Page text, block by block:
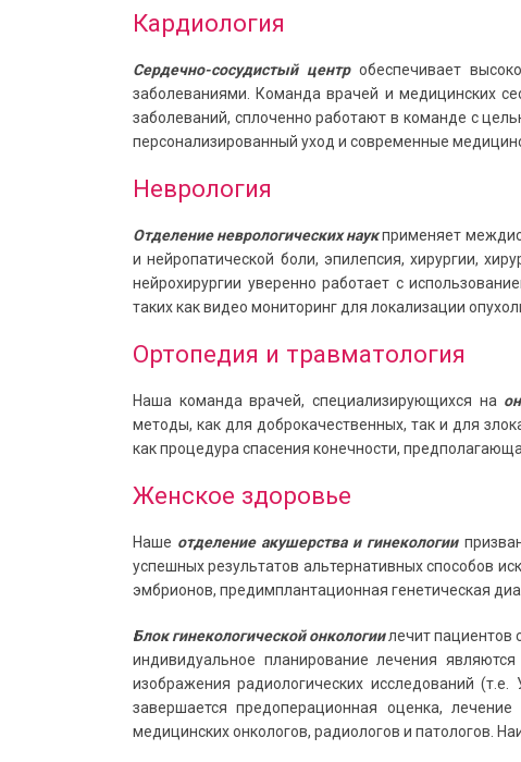
Кардиология
Сердечно-сосудистый центр обеспечивает
заболеваниями. Команда врачей и медицинских
заболеваний, сплоченно работают в команде с
персонализированный уход и современные
Неврология
Отделение неврологических наукприменяет
и нейропатической боли, эпилепсия, хирургии,
нейрохирургии уверенно работает с
таких как видео мониторинг для локализации
Ортопедия и травматология
Наша команда врачей, специализирующихся на
методы, как для доброкачественных, так и для
как процедура спасения конечности,
Женское здоровье
Наше отделение акушерства и гинекологии
успешных результатов альтернативных способов
эмбрионов, предимплантационная генетическая
Блок гинекологической онкологиилечит пациентов
индивидуальное планирование лечения
изображения радиологических исследований
завершается предоперационная оценка,
медицинских онкологов, радиологов и патологов.